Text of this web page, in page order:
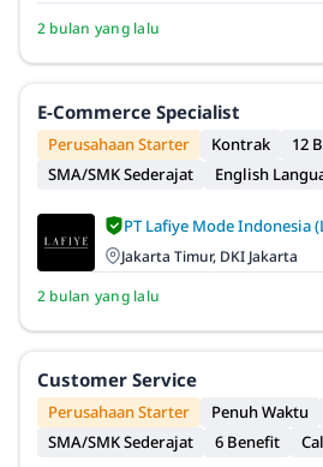
2 bulan yang lalu
E-Commerce Specialist
Perusahaan Starter
Kontrak
12
SMA/SMK Sederajat
English
PT Lafiye Mode Indonesia
Jakarta Timur, DKI Jakarta
2 bulan yang lalu
Customer Service
Perusahaan Starter
Penuh Waktu
SMA/SMK Sederajat
6 Benefit